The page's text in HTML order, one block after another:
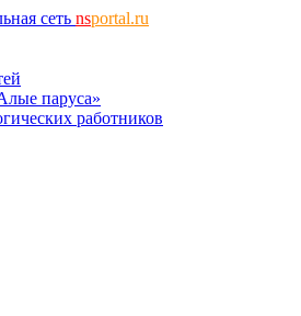
сеть nsportal.ru
паруса»
работников